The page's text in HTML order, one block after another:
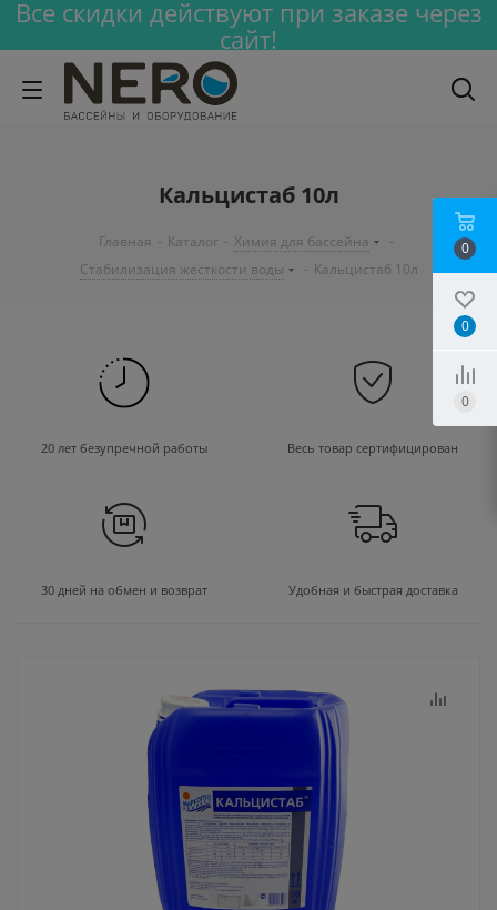
Все скидки действуют при заказе через
сайт!
Кальцистаб 10л
Главная - Каталог - Химия для бассейна
-
Стабилизация жесткости воды
- Кальцистаб 10л
20 лет безупречной работы Весь товар сертифицирован
30 дней на обмен и возврат Удобная и быстрая доставка
0
0
0